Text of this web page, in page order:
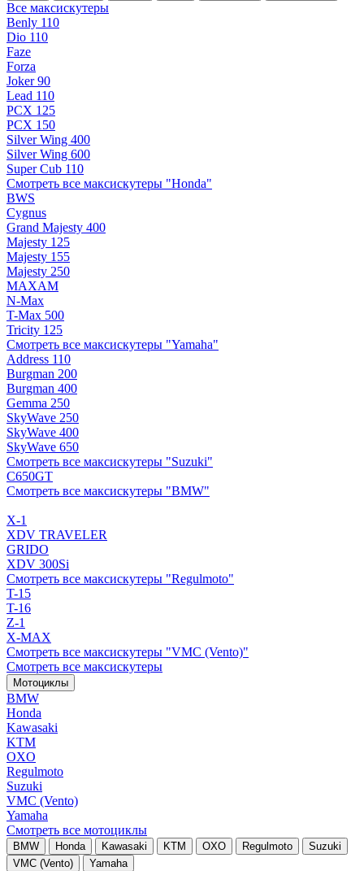
Все максискутеры
Benly 110
Dio 110
Faze
Forza
Joker 90
Lead 110
PCX 125
PCX 150
Silver Wing 400
Silver Wing 600
Super Cub 110
Смотреть все максискутеры "Honda"
BWS
Cygnus
Grand Majesty 400
Majesty 125
Majesty 155
Majesty 250
MAXAM
N-Max
T-Max 500
Tricity 125
Смотреть все максискутеры "Yamaha"
Address 110
Burgman 200
Burgman 400
Gemma 250
SkyWave 250
SkyWave 400
SkyWave 650
Смотреть все максискутеры "Suzuki"
C650GT
Смотреть все максискутеры "BMW"
X-1
XDV TRAVELER
GRIDO
XDV 300Si
Смотреть все максискутеры "Regulmoto"
T-15
T-16
Z-1
X-MAX
Смотреть все максискутеры "VMC (Vento)"
Смотреть все максискутеры
Мотоциклы
BMW
Honda
Kawasaki
KTM
OXO
Regulmoto
Suzuki
VMC (Vento)
Yamaha
Смотреть все мотоциклы
BMW Honda Kawasaki KTM OXO Regulmoto
Suzuki
VMC (Vento)
Yamaha